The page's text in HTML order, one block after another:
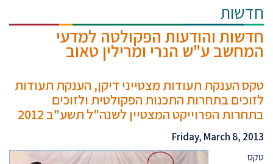
חדשות
חדשות והודעות הפקולטה למדעי
המחשב ע"ש הנרי ומרילין טאוב
טקס הענקת תעודות מצטייני דיקן, הענקת תעודות
לזוכים בתחרות התכנות הפקולטית ולזוכים
בתחרות הפרוייקט המצטיין לשנה"ל תשע"ב 2012
Friday, March 8, 2013
טקס